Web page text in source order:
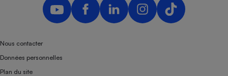
Nous contacter
Données personnelles
Plan du site